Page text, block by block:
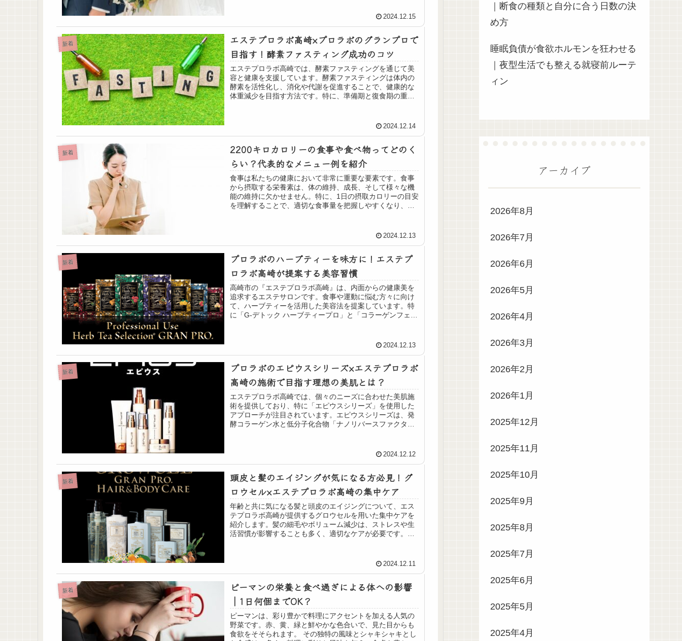
る運動提案やリラックスできる環境も整えています。男女
輝けるよう、一緒に準備を進めましょう。
2024.12.15
新着
エステプロラボ高崎×プロラボのグランプロで
目指す！酵素ファスティング成功のコツ
エステプロラボ高崎では、酵素ファスティングを通じて美
容と健康を支援しています。酵素ファスティングは体内の
酵素を活性化し、消化や代謝を促進することで、健康的な
体重減少を目指す方法です。特に、準備期と復食期の重要
や体内分析を通じて、効果的なアドバイスを提供。ダイエ
れています。
2024.12.14
新着
2200キロカロリーの食事や食べ物ってどのく
らい？代表的なメニュー例を紹介
食事は私たちの健康において非常に重要な要素です。食事
から摂取する栄養素は、体の維持、成長、そして様々な機
能の維持に欠かせません。特に、1日の摂取カロリーの目安
を理解することで、適切な食事量を把握しやすくなり、健
2024.12.13
新着
プロラボのハーブティーを味方に！エステプ
ロラボ高崎が提案する美容習慣
高崎市の『エステプロラボ高崎』は、内面からの健康美を
追求するエステサロンです。食事や運動に悩む方々に向け
て、ハーブティーを活用した美容法を提案しています。特
に「G-デトック ハーブティープロ」と「コラーゲンフェイ
供し、腸内環境の改善を重視。年中無休で利用しやすく、
充実しており、まずは無料カウンセリングから始めること
ができます。
2024.12.13
新着
プロラボのエピウスシリーズ×エステプロラボ
高崎の施術で目指す理想の美肌とは？
エステプロラボ高崎では、個々のニーズに合わせた美肌施
術を提供しており、特に「エピウスシリーズ」を使用した
アプローチが注目されています。エピウスシリーズは、発
酵コラーゲン水と低分子化合物「ナノリバースファクタ
ブルを予防します。カウンセリングを通じて、生活習慣や
られています。
2024.12.12
新着
頭皮と髪のエイジングが気になる方必見！グ
ロウセル×エステプロラボ高崎の集中ケア
年齢と共に気になる髪と頭皮のエイジングについて、エス
テプロラボ高崎が提供するグロウセルを用いた集中ケアを
紹介します。髪の細毛やボリューム減少は、ストレスや生
活習慣が影響することも多く、適切なケアが必要です。グ
が揃い、健康的な髪を育むための基盤を提供します。個別
2024.12.11
新着
ピーマンの栄養と食べ過ぎによる体への影響
｜1日何個までOK？
ピーマンは、彩り豊かで料理にアクセントを加える人気の
野菜です。赤、黄、緑と鮮やかな色合いで、見た目からも
食欲をそそられます。 その独特の風味とシャキシャキとし
｜断食の種類と自分に合う日数の決
め方
睡眠負債が食欲ホルモンを狂わせる
｜夜型生活でも整える就寝前ルーテ
ィン
アーカイブ
2026年8月
2026年7月
2026年6月
2026年5月
2026年4月
2026年3月
2026年2月
2026年1月
2025年12月
2025年11月
2025年10月
2025年9月
2025年8月
2025年7月
2025年6月
2025年5月
2025年4月